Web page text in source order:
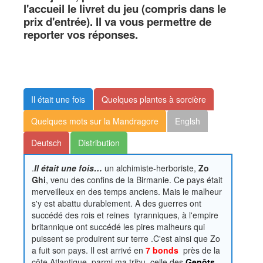
l'accueil le livret du jeu (compris dans le
prix d'entrée). Il va vous permettre de
reporter vos réponses.
Il était une fois
Quelques plantes à sorcière
Quelques mots sur la Mandragore
Englsh
Deutsch
Distribution
.Il était une fois… un alchimiste-herboriste, Zo
Ghi, venu des confins de la Birmanie. Ce pays était
merveilleux en des temps anciens. Mais le malheur
s'y est abattu durablement. A des guerres ont
succédé des rois et reines tyranniques, à l'empire
britannique ont succédé les pires malheurs qui
puissent se produirent sur terre .C'est ainsi que Zo
a fuit son pays. Il est arrivé en 7 bonds près de la